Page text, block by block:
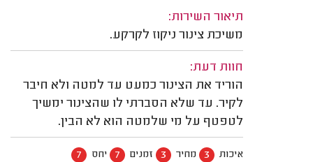
תיאור השירות:
משיכת צינור ניקוז לקרקע.
חוות דעת:
הוריד את הצינור כמעט עד למטה ולא חיבר
לקיר. עד שלא הסברתי לו שהצינור ימשיך
לטפטף על מי שלמטה הוא לא הבין.
איכות 3 מחיר 3 זמנים 7 יחס 7